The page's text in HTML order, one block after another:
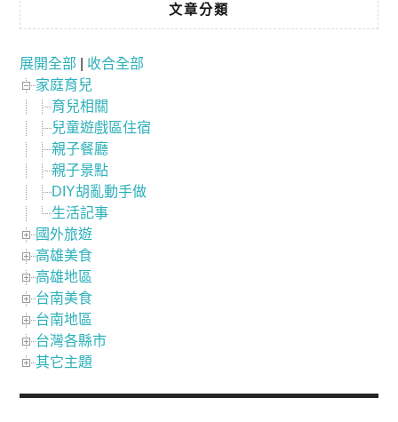
文章分類
展開全部
收合全部
家庭育兒
育兒相關
兒童遊戲區住宿
親子餐廳
親子景點
DIY胡亂動手做
生活記事
國外旅遊
高雄美食
高雄地區
台南美食
台南地區
台灣各縣市
其它主題